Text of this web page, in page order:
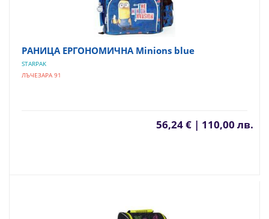
РАНИЦА ЕРГОНОМИЧНА Minions blue
STARPAK
ЛЪЧЕЗАРА 91
56,24 € | 110,00 лв.